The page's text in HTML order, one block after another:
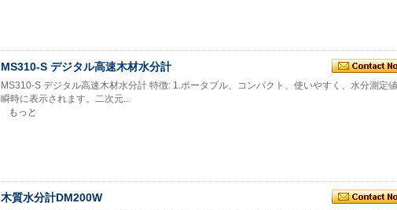
MS310-S デジタル高速木材水分計
MS310-S デジタル高速木材水分計 特徴: 1.ポータブル、コンパクト、使いやすく、水分測定
瞬時に表示されます。二次元...
もっと
木質水分計DM200W